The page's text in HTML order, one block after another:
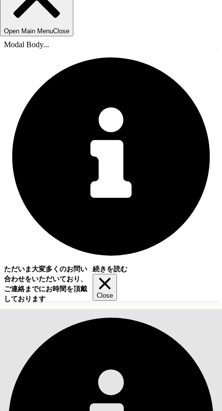
Open Main MenuClose
Modal Body...
ただいま大変多くのお問い
合わせをいただいており、
ご連絡までにお時間を頂戴
しております
続きを読む
Close
目次